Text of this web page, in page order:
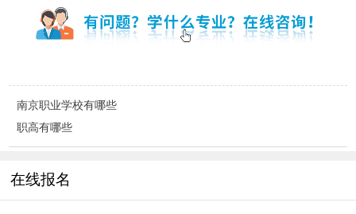
南京职业学校有哪些
职高有哪些
在线报名